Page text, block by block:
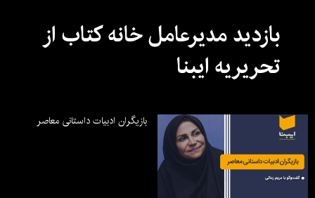
بازدید مدیرعامل خانه کتاب از
تحریریه ایبنا
بازیگران ادبیات داستانی معاصر